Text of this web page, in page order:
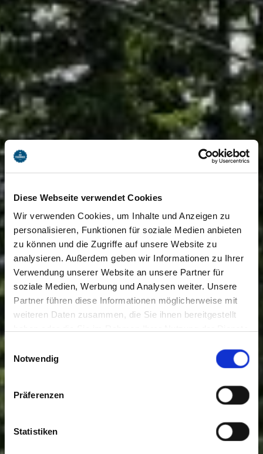
Diese Webseite verwendet Cookies
Wir verwenden Cookies, um Inhalte und Anzeigen zu
personalisieren, Funktionen für soziale Medien anbieten
zu können und die Zugriffe auf unsere Website zu
analysieren. Außerdem geben wir Informationen zu Ihrer
Verwendung unserer Website an unsere Partner für
soziale Medien, Werbung und Analysen weiter. Unsere
Partner führen diese Informationen möglicherweise mit
weiteren Daten zusammen, die Sie ihnen bereitgestellt
Cookies, wenn Sie unsere Webseite weiterhin nutzen.
Notwendig
Präferenzen
Statistiken